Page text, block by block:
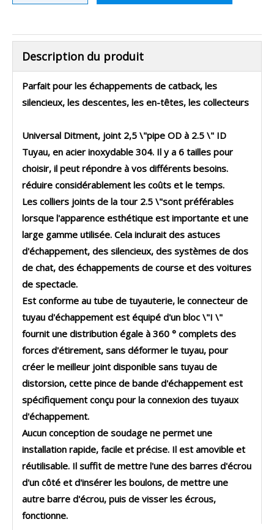
Description du produit
Parfait pour les échappements de catback, les
silencieux, les descentes, les en-têtes, les collecteurs
Universal Ditment, joint 2,5 \"pipe OD à 2.5 \" ID
Tuyau, en acier inoxydable 304. Il y a 6 tailles pour
choisir, il peut répondre à vos différents besoins.
réduire considérablement les coûts et le temps.
Les colliers joints de la tour 2.5 \"sont préférables
lorsque l'apparence esthétique est importante et une
large gamme utilisée. Cela inclurait des astuces
d'échappement, des silencieux, des systèmes de dos
de chat, des échappements de course et des voitures
de spectacle.
Est conforme au tube de tuyauterie, le connecteur de
tuyau d'échappement est équipé d'un bloc \"I \"
fournit une distribution égale à 360 ° complets des
forces d'étirement, sans déformer le tuyau, pour
créer le meilleur joint disponible sans tuyau de
distorsion, cette pince de bande d'échappement est
spécifiquement conçu pour la connexion des tuyaux
d'échappement.
Aucun conception de soudage ne permet une
installation rapide, facile et précise. Il est amovible et
réutilisable. Il suffit de mettre l'une des barres d'écrou
d'un côté et d'insérer les boulons, de mettre une
autre barre d'écrou, puis de visser les écrous,
fonctionne.